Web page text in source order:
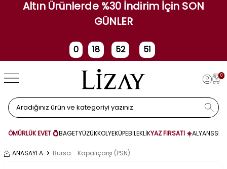
Altın Ürünlerde %30 İndirim İçin SON
GÜNLER
0
Gün
18
Saat
52 51
0
ÖMÜRLÜK EVET 💍BAGETYÜZÜKKOLYEKÜPEBİLEKLİKYAZ FIRSATI ☀️ALYANS
ANASAYFA Bursa - Kapalıçarşı (PSN)